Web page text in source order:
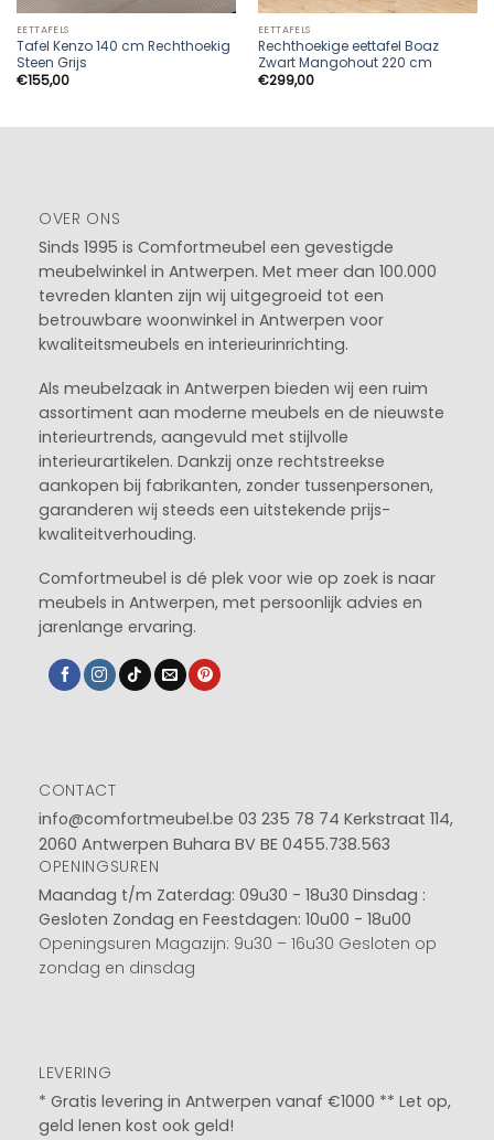
EETTAFELS
Tafel Kenzo 140 cm Rechthoekig
Steen Grijs
€155,00
EETTAFELS
Rechthoekige eettafel Boaz
Zwart Mangohout 220 cm
€299,00
OVER ONS
Sinds 1995 is Comfortmeubel een gevestigde
meubelwinkel in Antwerpen. Met meer dan 100.000
tevreden klanten zijn wij uitgegroeid tot een
betrouwbare woonwinkel in Antwerpen voor
kwaliteitsmeubels en interieurinrichting.
Als meubelzaak in Antwerpen bieden wij een ruim
assortiment aan moderne meubels en de nieuwste
interieurtrends, aangevuld met stijlvolle
interieurartikelen. Dankzij onze rechtstreekse
aankopen bij fabrikanten, zonder tussenpersonen,
garanderen wij steeds een uitstekende prijs-
kwaliteitverhouding.
Comfortmeubel is dé plek voor wie op zoek is naar
meubels in Antwerpen, met persoonlijk advies en
jarenlange ervaring.
CONTACT
info@comfortmeubel.be 03 235 78 74 Kerkstraat 114,
2060 Antwerpen Buhara BV BE 0455.738.563
OPENINGSUREN
Maandag t/m Zaterdag: 09u30 - 18u30 Dinsdag :
Gesloten Zondag en Feestdagen: 10u00 - 18u00
Openingsuren Magazijn: 9u30 – 16u30 Gesloten op
zondag en dinsdag
LEVERING
* Gratis levering in Antwerpen vanaf €1000 ** Let op,
geld lenen kost ook geld!